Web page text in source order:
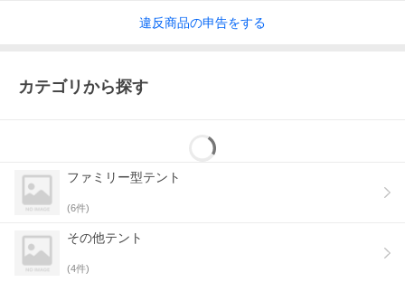
・ペグ：金属（鋼）
・ペグ×17
・ガイロープ×4
違反商品の申告をする
カテゴリから探す
ファミリー型テント
(6件)
その他テント
(4件)